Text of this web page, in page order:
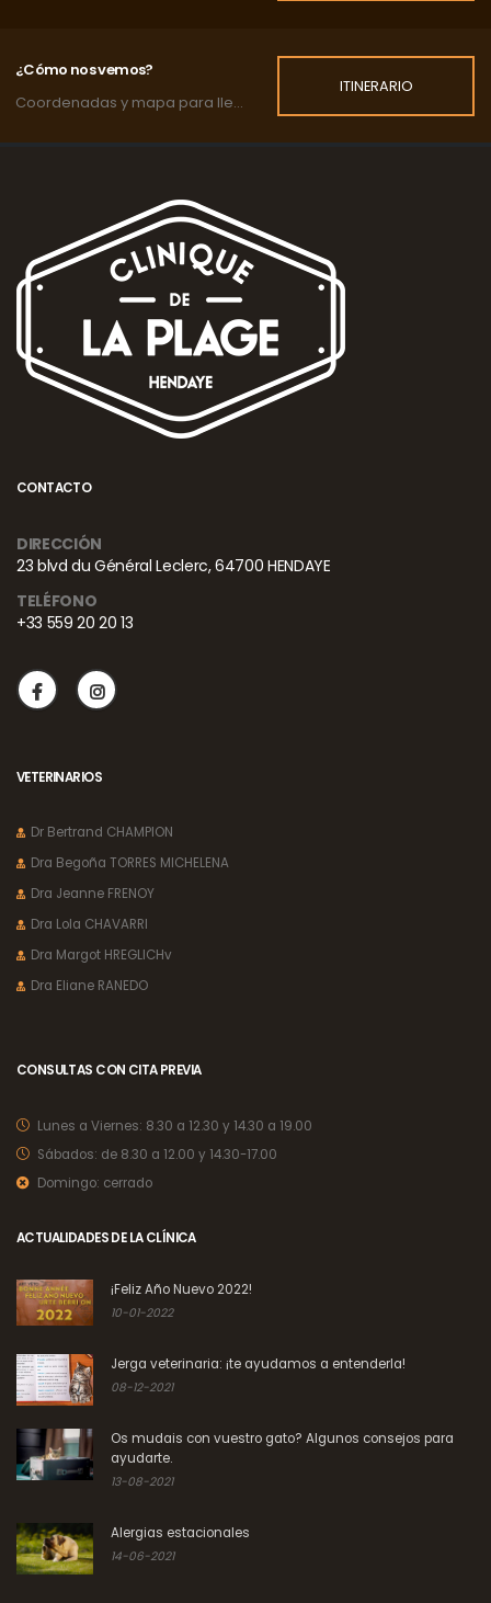
¿Cómo nos vemos?
Coordenadas y mapa para llegar a la clínica.
ITINERARIO
CONTACTO
DIRECCIÓN
23 blvd du Général Leclerc, 64700 HENDAYE
TELÉFONO
+33 559 20 20 13
VETERINARIOS
Dr Bertrand CHAMPION
Dra Begoña TORRES MICHELENA
Dra Jeanne FRENOY
Dra Lola CHAVARRI
Dra Margot HREGLICHv
Dra Eliane RANEDO
CONSULTAS CON CITA PREVIA
Lunes a Viernes: 8.30 a 12.30 y 14.30 a 19.00
Sábados: de 8.30 a 12.00 y 14.30-17.00
Domingo: cerrado
ACTUALIDADES DE LA CLÍNICA
¡Feliz Año Nuevo 2022!
10-01-2022
Jerga veterinaria: ¡te ayudamos a entenderla!
08-12-2021
Os mudais con vuestro gato? Algunos consejos para
ayudarte.
13-08-2021
Alergias estacionales
14-06-2021